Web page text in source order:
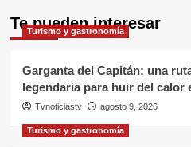
Te pueden interesar
Turismo y gastronomía
Garganta del Capitán: una
legendaria para huir del calor
Tvnoticiastv agosto 9, 2026
Turismo y gastronomía